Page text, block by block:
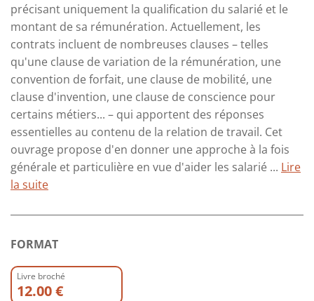
précisant uniquement la qualification du salarié et le
montant de sa rémunération. Actuellement, les
contrats incluent de nombreuses clauses – telles
qu'une clause de variation de la rémunération, une
convention de forfait, une clause de mobilité, une
clause d'invention, une clause de conscience pour
certains métiers... – qui apportent des réponses
essentielles au contenu de la relation de travail. Cet
ouvrage propose d'en donner une approche à la fois
générale et particulière en vue d'aider les salarié ... Lire
la suite
FORMAT
Livre broché
12.00 €